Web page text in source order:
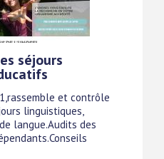
séjours
et contrôle
linguistiques,
langue.Audits des